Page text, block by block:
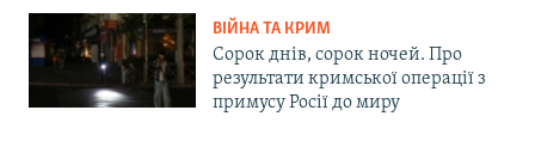
ВІЙНА ТА КРИМ
Сорок днів, сорок ночей. Про
результати кримської операції з
примусу Росії до миру